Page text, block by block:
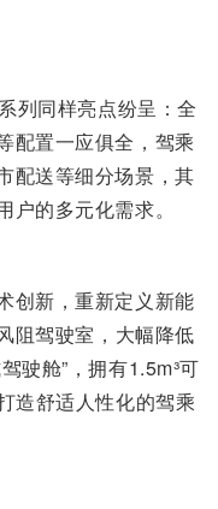
列同样亮点纷呈：全
配置一应俱全，驾乘
配送等细分场景，其
的多元化需求。
创新，重新定义新能
阻驾驶室，大幅降低
驶舱”，拥有1.5m³可
造舒适人性化的驾乘